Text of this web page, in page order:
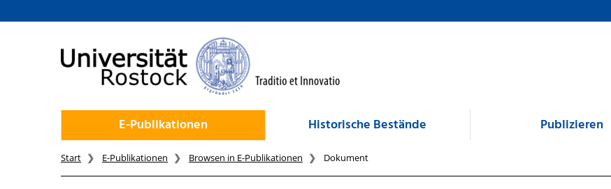
zum Inhalt
E-Publikationen Historische Bestände Publizieren
Start E-Publikationen Browsen in E-Publikationen Dokument